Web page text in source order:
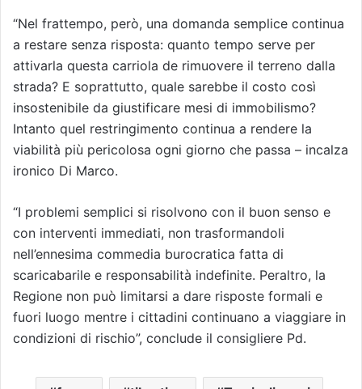
“Nel frattempo, però, una domanda semplice continua
a restare senza risposta: quanto tempo serve per
attivarla questa carriola de rimuovere il terreno dalla
strada? E soprattutto, quale sarebbe il costo così
insostenibile da giustificare mesi di immobilismo?
Intanto quel restringimento continua a rendere la
viabilità più pericolosa ogni giorno che passa – incalza
ironico Di Marco.
“I problemi semplici si risolvono con il buon senso e
con interventi immediati, non trasformandoli
nell’ennesima commedia burocratica fatta di
scaricabarile e responsabilità indefinite. Peraltro, la
Regione non può limitarsi a dare risposte formali e
fuori luogo mentre i cittadini continuano a viaggiare in
condizioni di rischio”, conclude il consigliere Pd.